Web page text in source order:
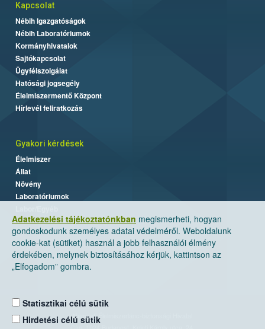
Adatkezelési tájékoztatónkban megismerheti, hogyan
gondoskodunk személyes adatai védelméről. Weboldalunk
cookie-kat (sütiket) használ a jobb felhasználói élmény
érdekében, melynek biztosításához kérjük, kattintson az
„Elfogadom” gombra.
Statisztikai célú sütik
Hirdetési célú sütik
Kapcsolat
Nébih Igazgatóságok
Nébih Laboratóriumok
Kormányhivatalok
Sajtókapcsolat
Ügyfélszolgálat
Hatósági jogsegély
Élelmiszermentő Központ
Hírlevél feliratkozás
Gyakori kérdések
Élelmiszer
Állat
Növény
Laboratóriumok
Nemzeti Élelmiszerlánc-biztonsági Hivatal